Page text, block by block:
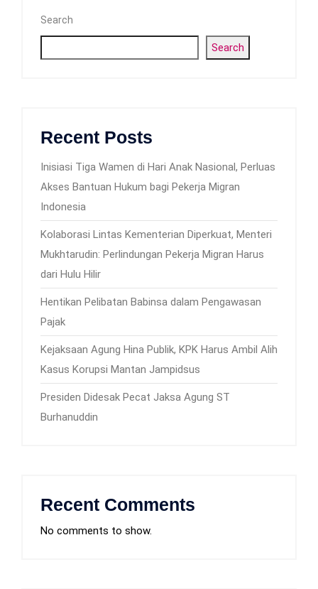
Search
Search
Recent Posts
Inisiasi Tiga Wamen di Hari Anak Nasional, Perluas
Akses Bantuan Hukum bagi Pekerja Migran
Indonesia
Kolaborasi Lintas Kementerian Diperkuat, Menteri
Mukhtarudin: Perlindungan Pekerja Migran Harus
dari Hulu Hilir
Hentikan Pelibatan Babinsa dalam Pengawasan
Pajak
Kejaksaan Agung Hina Publik, KPK Harus Ambil Alih
Kasus Korupsi Mantan Jampidsus
Presiden Didesak Pecat Jaksa Agung ST
Burhanuddin
Recent Comments
No comments to show.